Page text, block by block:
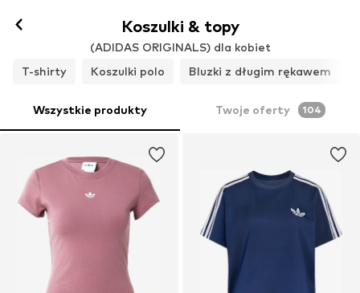
Koszulki & topy
(ADIDAS ORIGINALS) dla kobiet
T-shirty
Koszulki polo Bluzki z długim rękawem
Wszystkie produkty Twoje oferty 104